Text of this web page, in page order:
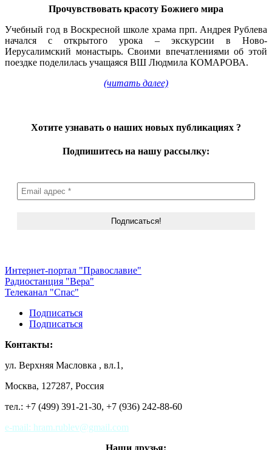
Прочувствовать красоту Божиего мира
Учебный год в Воскресной школе храма прп. Андрея Рублева
начался с открытого урока – экскурсии в Ново-
Иерусалимский монастырь. Своими впечатлениями об этой
поездке поделилась учащаяся ВШ Людмила КОМАРОВА.
(читать далее)
Хотите узнавать о наших новых публикациях ?
Подпишитесь на нашу рассылку:
Интернет-портал "Православие"
Радиостанция "Вера"
Телеканал "Спас"
Подписаться
Подписаться
Контакты:
ул. Верхняя Масловка , вл.1,
Москва, 127287, Россия
тел.: +7 (499) 391-21-30, +7 (936) 242-88-60
e-mail: hram.rublev@gmail.com
Наши друзья: